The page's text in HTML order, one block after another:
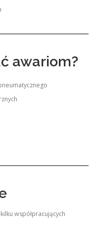
awariom?
współpracujących